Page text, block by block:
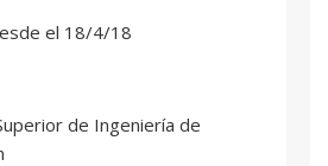
el 18/4/18
de Ingeniería de